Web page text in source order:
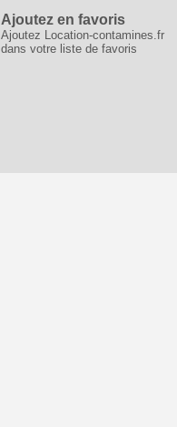
Ajoutez en favoris
Ajoutez Location-contamines.fr
dans votre liste de favoris